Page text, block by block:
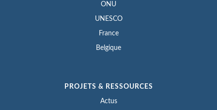
ONU
UNESCO
France
Belgique
PROJETS & RESSOURCES
Actus